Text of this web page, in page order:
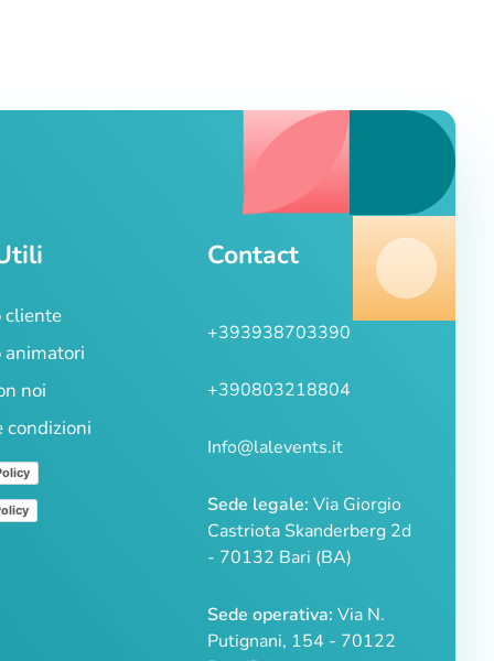
cliente
noi
condizioni
Contact
+393938703390
+390803218804
Info@lalevents.it
Sede legale: Via Giorgio
Castriota Skanderberg 2d
- 70132 Bari (BA)
Sede operativa: Via N.
Putignani, 154 - 70122